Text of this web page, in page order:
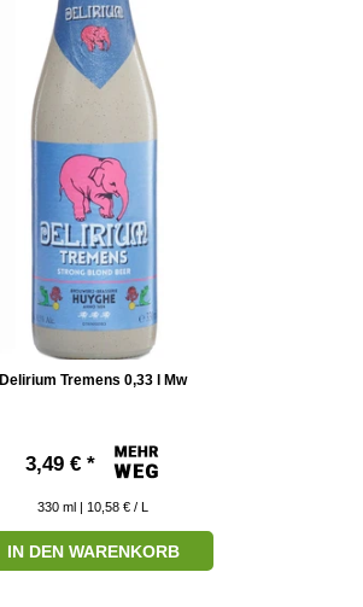
Delirium Tremens 0,33 l Mw
3,49 € *
330 ml | 10,58 € / L
IN DEN WARENKORB